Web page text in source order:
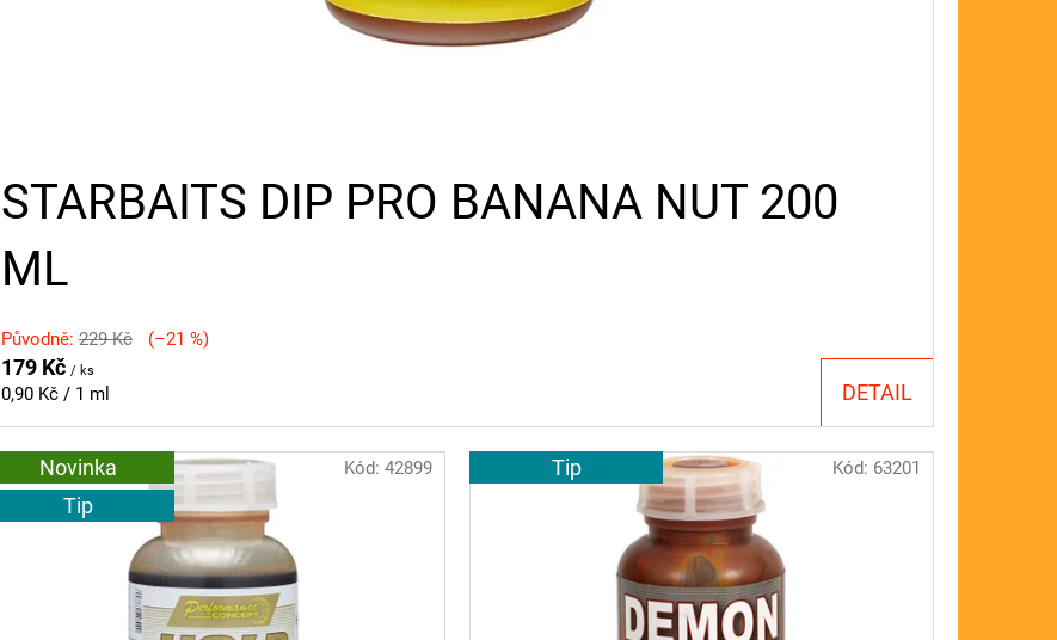
STARBAITS DIP PRO BANANA NUT 200
ML
Původně: 229 Kč (–21 %)
179 Kč / ks
Měrná
0,90 Kč / 1 ml DETAIL
Novinka
Tip
Kód: 42899 Tip Kód: 63201